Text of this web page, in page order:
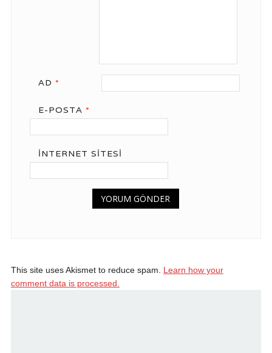
AD *
E-POSTA *
İNTERNET SITESI
This site uses Akismet to reduce spam. Learn how your
comment data is processed.